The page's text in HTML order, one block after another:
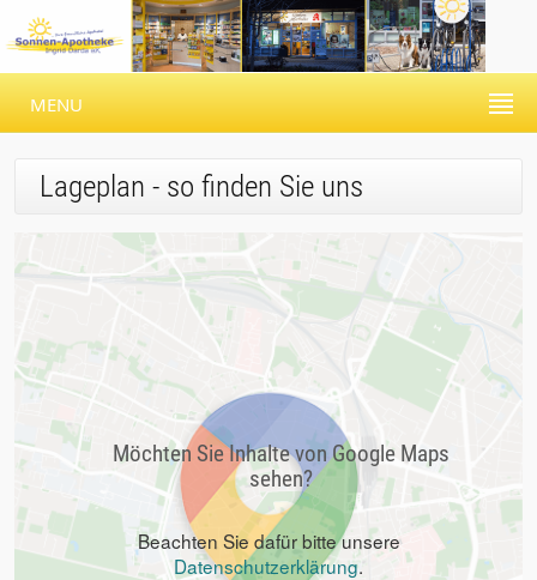
MENU
Lageplan - so finden Sie uns
Möchten Sie Inhalte von Google Maps
sehen?
Beachten Sie dafür bitte unsere
Datenschutzerklärung.